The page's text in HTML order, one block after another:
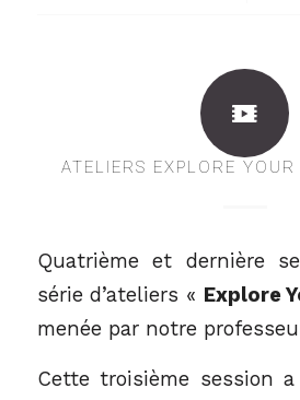
ATELIERS EXPLORE
Quatrième et dernière
série d’ateliers « Explore
menée par notre
Cette troisième session